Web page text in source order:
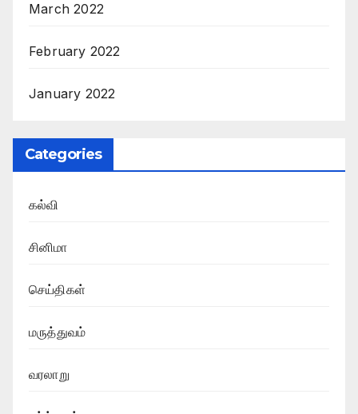
March 2022
February 2022
January 2022
Categories
கல்வி
சினிமா
செய்திகள்
மருத்துவம்
வரலாறு